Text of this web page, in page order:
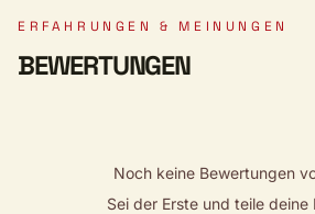
ERFAHRUNGEN & MEINUNGEN
BEWERTUNGEN
Noch keine Bewertungen
Sei der Erste und teile deine